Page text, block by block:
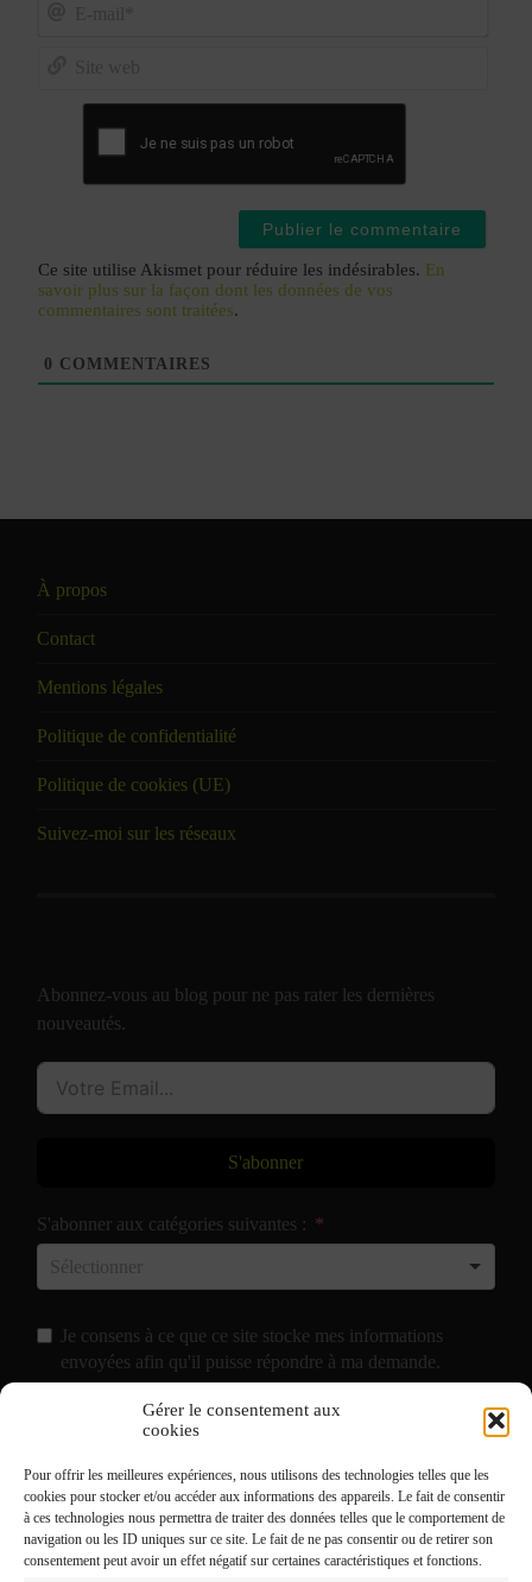
Gérer le consentement aux
cookies
Pour offrir les meilleures expériences, nous utilisons des technologies telles que les
cookies pour stocker et/ou accéder aux informations des appareils. Le fait de consentir
à ces technologies nous permettra de traiter des données telles que le comportement de
navigation ou les ID uniques sur ce site. Le fait de ne pas consentir ou de retirer son
consentement peut avoir un effet négatif sur certaines caractéristiques et fonctions.
Ce site utilise Akismet pour réduire les indésirables. En
savoir plus sur la façon dont les données de vos
commentaires sont traitées.
0 COMMENTAIRES
À propos
Contact
Mentions légales
Politique de confidentialité
Politique de cookies (UE)
Suivez-moi sur les réseaux
Abonnez-vous au blog pour ne pas rater les dernières
nouveautés.
S'abonner
S'abonner aux catégories suivantes :
Je consens à ce que ce site stocke mes informations
envoyées afin qu'il puisse répondre à ma demande.
J'accepte de recevoir vos e-mails et confirme avoir pris
Mentions Légales.